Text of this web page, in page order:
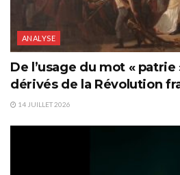
ANALYSE
De l’usage du mot « patrie
dérivés de la Révolution
14 JUILLET 2026